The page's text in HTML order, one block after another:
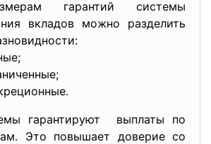
гарантий системы
вкладов можно разделить
гарантируют выплаты по
Это повышает доверие со